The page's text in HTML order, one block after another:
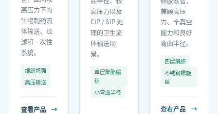
高压力下的
生物制药流
体输送、过
滤和一次性
系统。
编织增强
高压输送
查看产品 →
高压力以及
CIP / SIP 处
理的卫生流
体输送场
景。
单层聚酯编
织
小弯曲半径
兼顾高压
力、全真空
能力和良好
弯曲半径。
四层编织
不锈钢螺旋
丝
查看产品 →